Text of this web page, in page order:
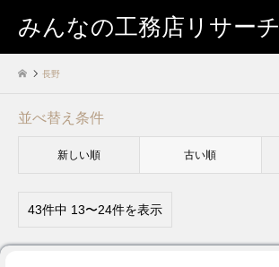
みんなの工務店リサーチ
長野
並べ替え条件
新しい順 古い順
43件中 13〜24件を表示